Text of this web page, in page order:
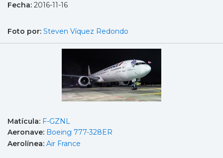
Fecha: 2016-11-16
Foto por: Steven Víquez Redondo
Matícula: F-GZNL
Aeronave: Boeing 777-328ER
Aerolínea: Air France